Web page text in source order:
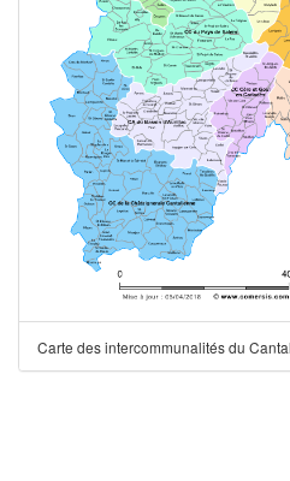
Carte des intercommunalités du Cantal